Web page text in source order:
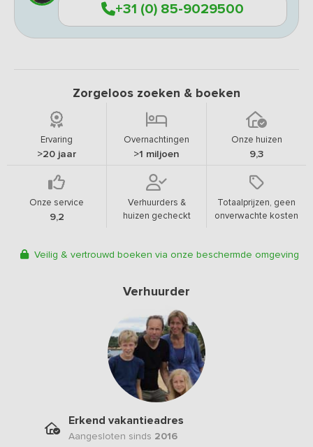
+31 (0) 85-9029500
Zorgeloos zoeken & boeken
Ervaring
>20 jaar
Overnachtingen
>1 miljoen
Onze huizen
9,3
Onze service
9,2
Verhuurders &
huizen gecheckt
Totaalprijzen, geen
onverwachte kosten
Veilig & vertrouwd boeken via onze beschermde omgeving
Verhuurder
Erkend vakantieadres
Aangesloten sinds 2016